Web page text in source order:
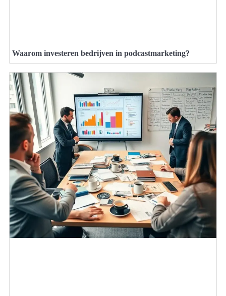
Waarom investeren bedrijven in podcastmarketing?